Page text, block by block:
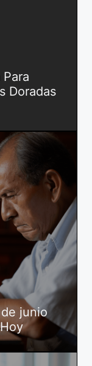
Doradas
junio